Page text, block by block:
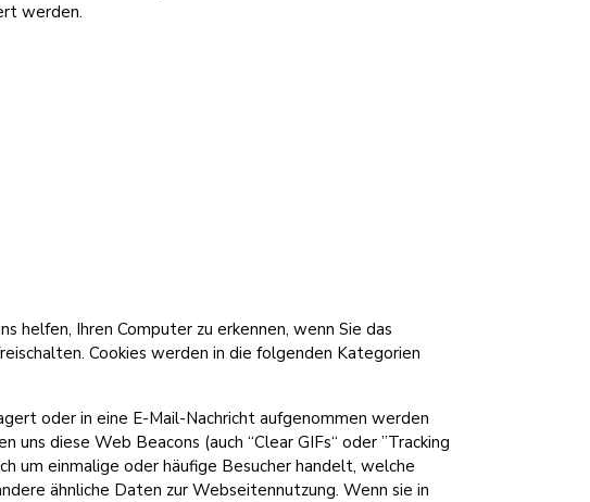
werden.
helfen, Ihren Computer zu erkennen, wenn Sie das
Cookies werden in die folgenden Kategorien
oder in eine E-Mail-Nachricht aufgenommen werden
diese Web Beacons (auch “Clear GIFs“ oder ”Tracking
um einmalige oder häufige Besucher handelt, welche
ähnliche Daten zur Webseitennutzung. Wenn sie in